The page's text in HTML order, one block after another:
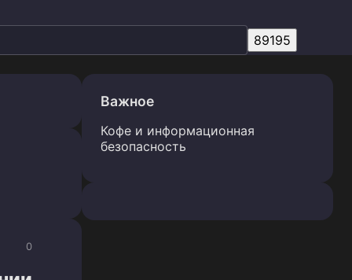
0
Важное
Кофе и информационная
безопасность